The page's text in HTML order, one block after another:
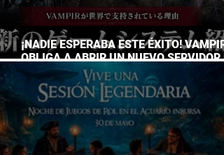
¡NADIE ESPERABA ESTE ÉXITO! VAMPIR
OBLIGA A ABRIR UN NUEVO SERVIDOR
JAPÓN A SOLO DOS DÍAS DE SU
LANZAMIENTO